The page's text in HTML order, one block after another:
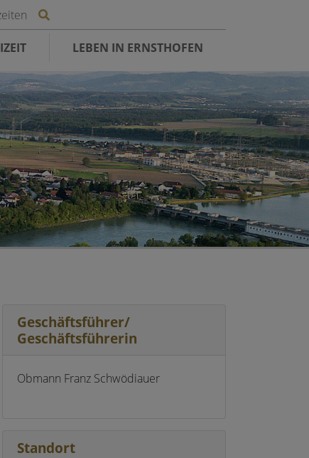
LEBEN IN ERNSTHOFEN
Geschäftsführer/
Geschäftsführerin
Obmann Franz Schwödiauer
Standort